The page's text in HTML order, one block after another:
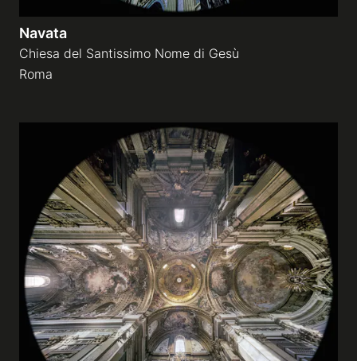
Navata
Chiesa del Santissimo Nome di Gesù
Roma